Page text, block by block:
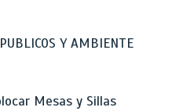
Y AMBIENTE
Mesas y Sillas